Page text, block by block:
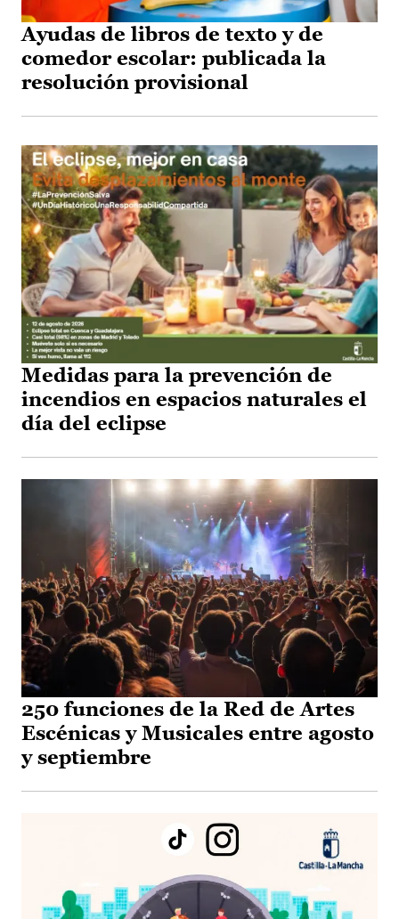
Ayudas de libros de texto y de
comedor escolar: publicada la
resolución provisional
Medidas para la prevención de
incendios en espacios naturales el
día del eclipse
250 funciones de la Red de Artes
Escénicas y Musicales entre agosto
y septiembre